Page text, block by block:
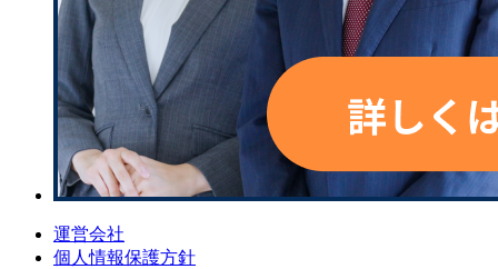
運営会社
個人情報保護方針